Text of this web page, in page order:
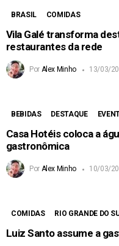
BRASIL COMIDAS
Vila Galé transforma
restaurantes da rede
Por Alex Minho 13/03/
BEBIDAS DESTAQUE
Casa Hotéis coloca a
gastronômica
Por Alex Minho 10/03/
COMIDAS RIO GRANDE DO
Luiz Santo assume a